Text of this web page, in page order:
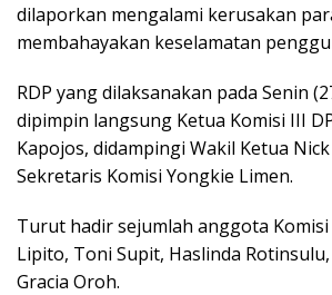
dilaporkan mengalami kerusakan
membahayakan keselamatan
RDP yang dilaksanakan pada Senin
dipimpin langsung Ketua Komisi III
Kapojos, didampingi Wakil Ketua
Sekretaris Komisi Yongkie Limen.
Turut hadir sejumlah anggota
Lipito, Toni Supit, Haslinda
Gracia Oroh.